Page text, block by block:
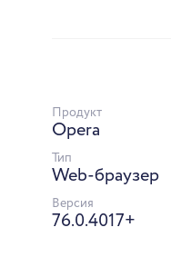
Продукт
Opera
Тип
Web-браузер
Версия
76.0.4017+